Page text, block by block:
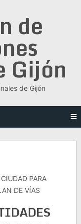
de
Gijón
de Gijón
PARA
DE VÍAS